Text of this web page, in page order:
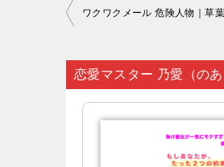
投
ナ
ビ
ゲ
恋愛マスター 乃愛（の